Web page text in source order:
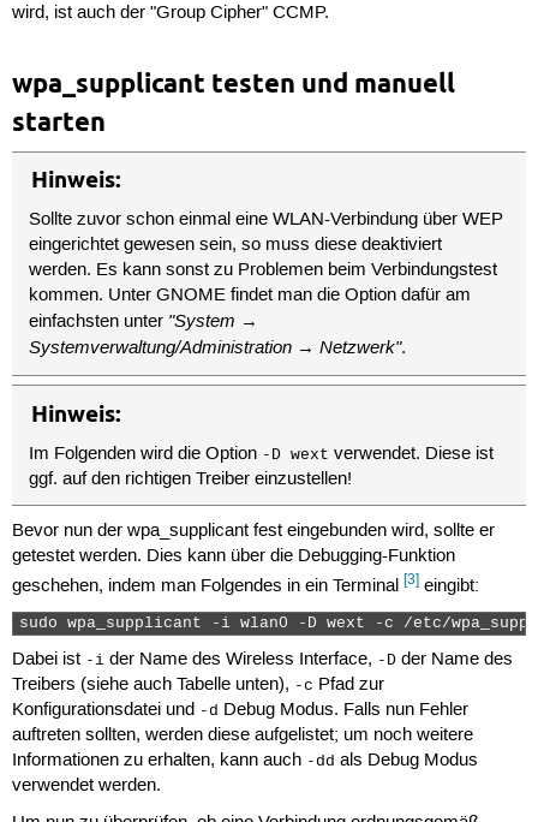
wird, ist auch der "Group Cipher" CCMP.
wpa_supplicant testen und manuell
starten
Hinweis:
Sollte zuvor schon einmal eine WLAN-Verbindung über WEP
eingerichtet gewesen sein, so muss diese deaktiviert
werden. Es kann sonst zu Problemen beim Verbindungstest
kommen. Unter GNOME findet man die Option dafür am
einfachsten unter "System →
Systemverwaltung/Administration → Netzwerk".
Hinweis:
Im Folgenden wird die Option -D wext verwendet. Diese ist
ggf. auf den richtigen Treiber einzustellen!
Bevor nun der wpa_supplicant fest eingebunden wird, sollte er
getestet werden. Dies kann über die Debugging-Funktion
geschehen, indem man Folgendes in ein Terminal [3]eingibt:
sudo wpa_supplicant -i wlan0 -D wext -c /etc/
Dabei ist -ider Name des Wireless Interface, -Dder Name des
Treibers (siehe auch Tabelle unten), -c Pfad zur
Konfigurationsdatei und -d Debug Modus. Falls nun Fehler
auftreten sollten, werden diese aufgelistet; um noch weitere
Informationen zu erhalten, kann auch -dd als Debug Modus
verwendet werden.